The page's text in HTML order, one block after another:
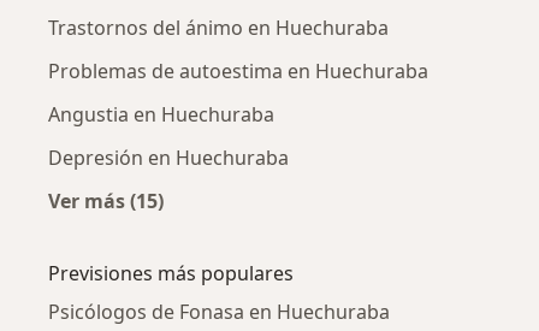
Trastornos del ánimo en Huechuraba
Problemas de autoestima en Huechuraba
Angustia en Huechuraba
Depresión en Huechuraba
Ver más (15)
Previsiones más populares
Psicólogos de Fonasa en Huechuraba